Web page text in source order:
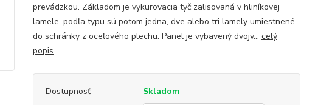
prevádzkou. Základom je vykurovacia tyč zalisovaná v hliníkovej
lamele, podľa typu sú potom jedna, dve alebo tri lamely umiestnené
do schránky z oceľového plechu. Panel je vybavený dvojv... celý
popis
Dostupnosť
Skladom